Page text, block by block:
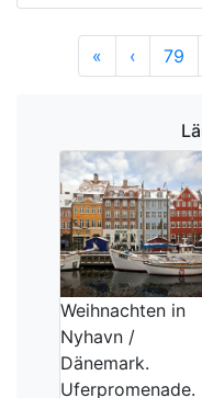
« Anfang
‹ 79
Weihnachten in
Nyhavn /
Dänemark.
Uferpromenade.